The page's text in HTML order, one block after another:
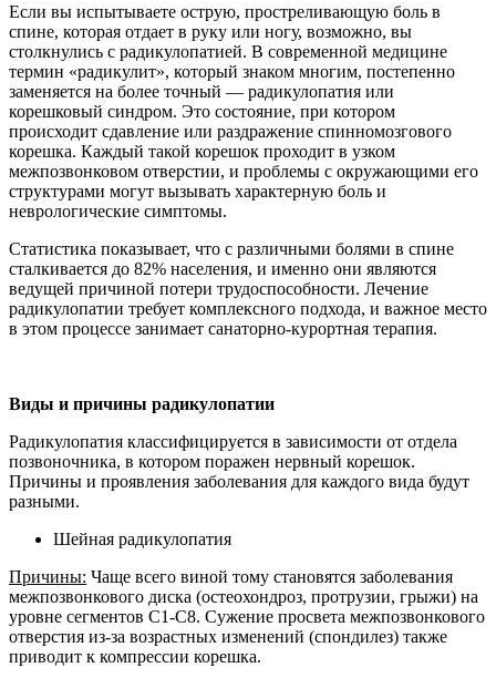
Если вы испытываете острую, простреливающую боль в
спине, которая отдает в руку или ногу, возможно, вы
столкнулись с радикулопатией. В современной медицине
термин «радикулит», который знаком многим, постепенно
заменяется на более точный — радикулопатия или
корешковый синдром. Это состояние, при котором
происходит сдавление или раздражение спинномозгового
корешка. Каждый такой корешок проходит в узком
межпозвонковом отверстии, и проблемы с окружающими его
структурами могут вызывать характерную боль и
неврологические симптомы.
Статистика показывает, что с различными болями в спине
сталкивается до 82% населения, и именно они являются
ведущей причиной потери трудоспособности. Лечение
радикулопатии требует комплексного подхода, и важное место
в этом процессе занимает санаторно-курортная терапия.
Виды и причины радикулопатии
Радикулопатия классифицируется в зависимости от отдела
позвоночника, в котором поражен нервный корешок.
Причины и проявления заболевания для каждого вида будут
разными.
Шейная радикулопатия
Причины: Чаще всего виной тому становятся заболевания
межпозвонкового диска (остеохондроз, протрузии, грыжи) на
уровне сегментов С1-С8. Сужение просвета межпозвонкового
отверстия из-за возрастных изменений (спондилез) также
приводит к компрессии корешка.